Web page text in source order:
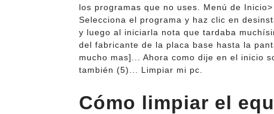
los programas que no uses. Menú de
Selecciona el programa y haz clic en
y luego al iniciarla nota que tardaba
del fabricante de la placa base hasta la
mucho mas]... Ahora como dije en el inicio
también (5)... Limpiar mi pc.
Cómo limpiar el